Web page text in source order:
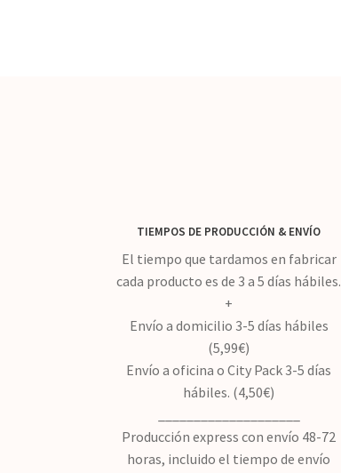
TIEMPOS DE PRODUCCIÓN & ENVÍO
El tiempo que tardamos en fabricar
cada producto es de 3 a 5 días hábiles.
+
Envío a domicilio 3-5 días hábiles
(5,99€)
Envío a oficina o City Pack 3-5 días
hábiles. (4,50€)
Producción express con envío 48-72
horas, incluido el tiempo de envío